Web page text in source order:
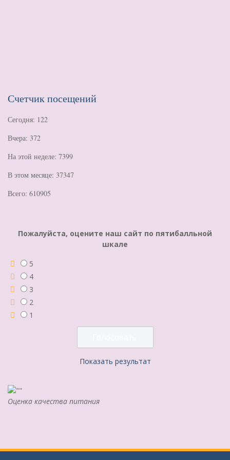
Счетчик посещений
Сегодня: 122
Вчера: 372
На этой неделе: 7399
В этом месяце: 37347
Всего: 610905
Пожалуйста, оцените наш сайт по пятибалльной
шкале
5
4
3
2
1
Показать результат
Оценка качества питания